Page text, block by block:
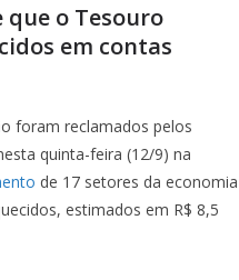
o Tesouro
em contas
foram reclamados pelos
quinta-feira (12/9) na
de 17 setores da economia
estimados em R$ 8,5